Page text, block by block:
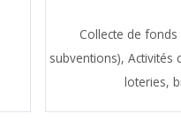
Collecte de
subventions),Activités
loteries,